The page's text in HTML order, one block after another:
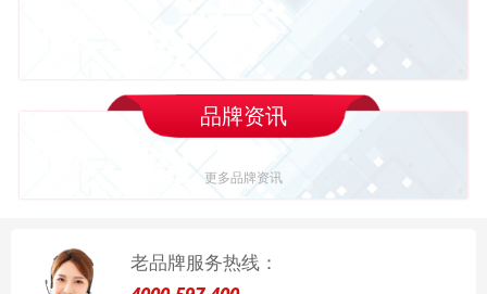
品牌资讯
更多品牌资讯
老品牌服务热线：